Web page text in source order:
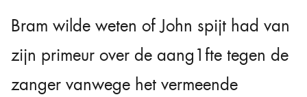
Bram wilde weten of John spijt had van
zijn primeur over de aang1fte tegen de
zanger vanwege het vermeende